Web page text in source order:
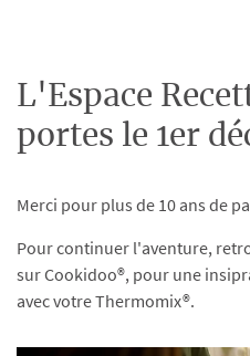
L'Espace
portes le 1er
Merci pour plus de 10 ans de
Pour continuer l'aventure,
sur Cookidoo®, pour une
avec votre Thermomix®.